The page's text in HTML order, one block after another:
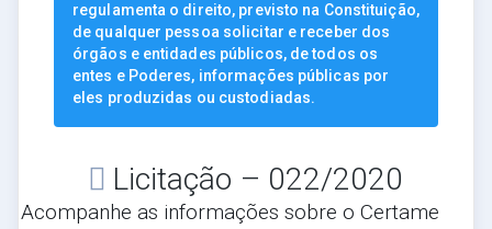
regulamenta o direito, previsto na Constituição,
de qualquer pessoa solicitar e receber dos
órgãos e entidades públicos, de todos os
entes e Poderes, informações públicas por
eles produzidas ou custodiadas.
Licitação – 022/2020
Acompanhe as informações sobre o Certame